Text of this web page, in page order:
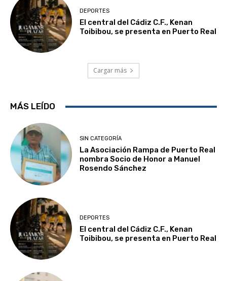
DEPORTES
El central del Cádiz C.F., Kenan
Toibibou, se presenta en Puerto Real
Cargar más
MÁS LEÍDO
SIN CATEGORÍA
La Asociación Rampa de Puerto Real
nombra Socio de Honor a Manuel
Rosendo Sánchez
DEPORTES
El central del Cádiz C.F., Kenan
Toibibou, se presenta en Puerto Real